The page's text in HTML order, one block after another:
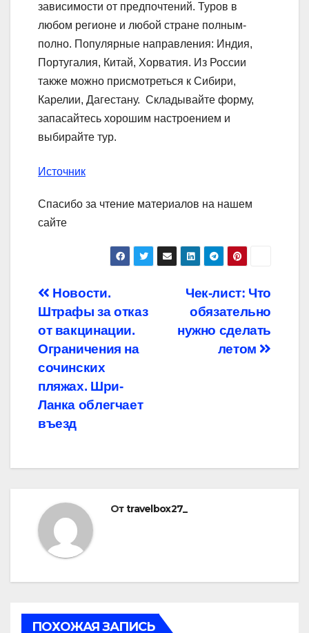
зависимости от предпочтений. Туров в
любом регионе и любой стране полным-
полно. Популярные направления: Индия,
Португалия, Китай, Хорватия. Из России
также можно присмотреться к Сибири,
Карелии, Дагестану. Складывайте форму,
запасайтесь хорошим настроением и
выбирайте тур.
Источник
Спасибо за чтение материалов на нашем
сайте
Навигация
по
записям
Чек-лист: Что
обязательно
нужно сделать
летом
Новости.
Штрафы за отказ
от вакцинации.
Ограничения на
сочинских
пляжах. Шри-
Ланка облегчает
въезд
Отtravelbox27_
ПОХОЖАЯ ЗАПИСЬ